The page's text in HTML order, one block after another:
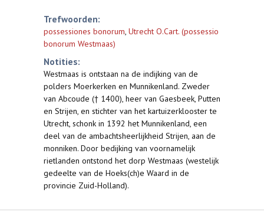
Trefwoorden:
possessiones bonorum, Utrecht O.Cart. (possessio
bonorum Westmaas)
Notities:
Westmaas is ontstaan na de indijking van de
polders Moerkerken en Munnikenland. Zweder
van Abcoude († 1400), heer van Gaesbeek, Putten
en Strijen, en stichter van het kartuizerklooster te
Utrecht, schonk in 1392 het Munnikenland, een
deel van de ambachtsheerlijkheid Strijen, aan de
monniken. Door bedijking van voornamelijk
rietlanden ontstond het dorp Westmaas (westelijk
gedeelte van de Hoeks(ch)e Waard in de
provincie Zuid-Holland).